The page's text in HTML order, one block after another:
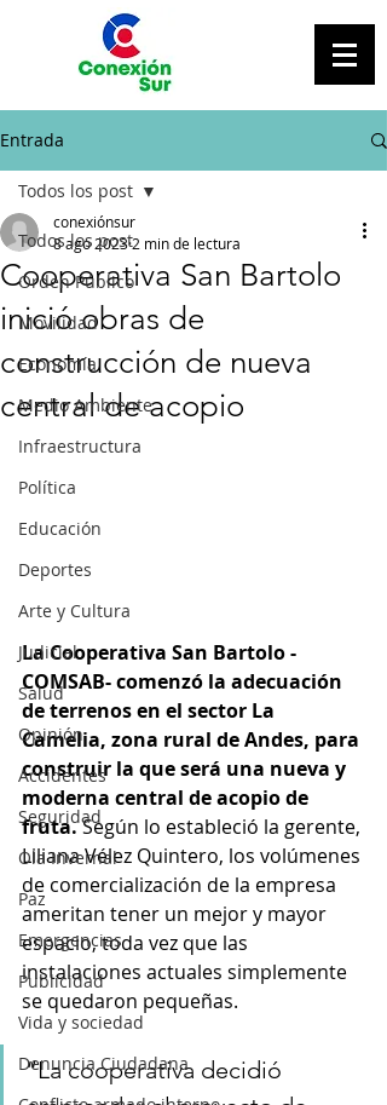
Entrada
Todos los post
Orden Público
Movilidad
Economía
Medio Ambiente
Infraestructura
Política
Educación
Deportes
Arte y Cultura
Judicial
Salud
Opinión
Accidentes
Seguridad
Ola Invernal
Paz
Emergencias
Publicidad
Vida y sociedad
Denuncia Ciudadana
Todos los post
Cooperativa San Bartolo
inició obras de
construcción de nueva
central de acopio
conexiónsur
8 ago 20232 min de lectura
La Cooperativa San Bartolo -
COMSAB- comenzó la adecuación
de terrenos en el sector La
Camelia, zona rural de Andes, para
construir la que será una nueva y
moderna central de acopio de
fruta. Según lo estableció la gerente,
Liliana Vélez Quintero, los volúmenes
de comercialización de la empresa
ameritan tener un mejor y mayor
espacio, toda vez que las
instalaciones actuales simplemente
se quedaron pequeñas.
“La cooperativa decidió